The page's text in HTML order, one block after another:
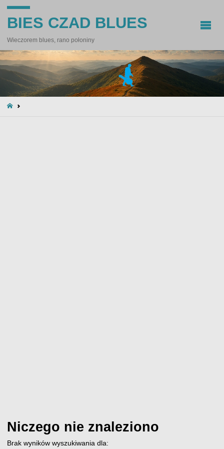
BIES CZAD BLUES
Wieczorem blues, rano połoniny
STRONA
Niczego nie znaleziono
Brak wyników wyszukiwania dla: